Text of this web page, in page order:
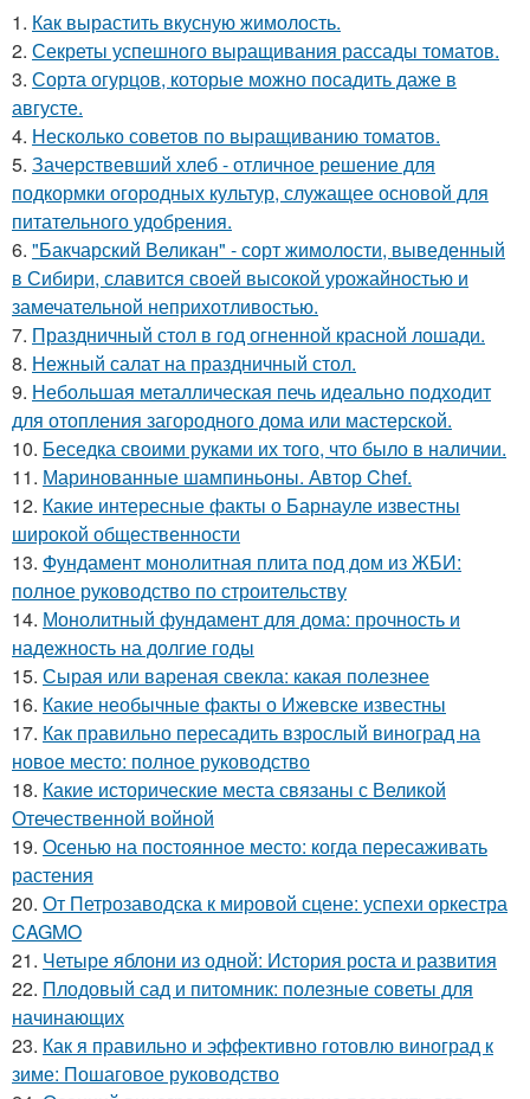
1. Как вырастить вкусную жимолость.
2. Секреты успешного выращивания рассады томатов.
3. Сорта огурцов, которые можно посадить даже в
августе.
4. Несколько советов по выращиванию томатов.
5. Зачерствевший хлеб - отличное решение для
подкормки огородных культур, служащее основой для
питательного удобрения.
6. "Бакчарский Великан" - сорт жимолости, выведенный
в Сибири, славится своей высокой урожайностью и
замечательной неприхотливостью.
7. Праздничный стол в год огненной красной лошади.
8. Нежный салат на праздничный стол.
9. Небольшая металлическая печь идеально подходит
для отопления загородного дома или мастерской.
10. Беседка своими руками их того, что было в наличии.
11. Маринованные шампиньоны. Автор Chef.
12. Какие интересные факты о Барнауле известны
широкой общественности
13. Фундамент монолитная плита под дом из ЖБИ:
полное руководство по строительству
14. Монолитный фундамент для дома: прочность и
надежность на долгие годы
15. Сырая или вареная свекла: какая полезнее
16. Какие необычные факты о Ижевске известны
17. Как правильно пересадить взрослый виноград на
новое место: полное руководство
18. Какие исторические места связаны с Великой
Отечественной войной
19. Осенью на постоянное место: когда пересаживать
растения
20. От Петрозаводска к мировой сцене: успехи оркестра
CAGMO
21. Четыре яблони из одной: История роста и развития
22. Плодовый сад и питомник: полезные советы для
начинающих
23. Как я правильно и эффективно готовлю виноград к
зиме: Пошаговое руководство